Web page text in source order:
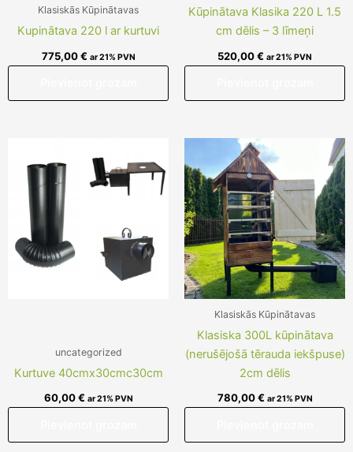
Klasiskās Kūpinātavas
Kupinātava 220 l ar kurtuvi
775,00€ ar 21% PVN
Kūpinātava Klasika 220 L 1.5
cm dēlis – 3 līmeņi
520,00€ ar 21% PVN
uncategorized
Kurtuve 40cmx30cmc30cm
60,00€ ar 21% PVN
Klasiskās Kūpinātavas
Klasiska 300L kūpinātava
(nerušējošā tērauda iekšpuse)
2cm dēlis
780,00€ ar 21% PVN